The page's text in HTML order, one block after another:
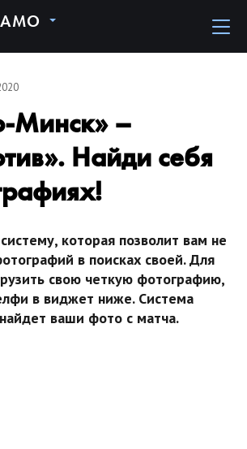
Минск» –
Найди себя
которая позволит вам не
в поисках своей. Для
свою четкую фотографию,
в виджет ниже. Система
ваши фото с матча.